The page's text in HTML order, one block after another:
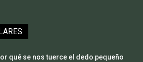
qué se nos tuerce el dedo pequeño